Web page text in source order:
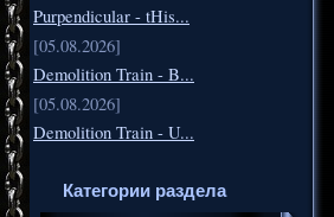
Purpendicular - tHis...
[05.08.2026]
Demolition Train - B...
[05.08.2026]
Demolition Train - U...
Категории раздела